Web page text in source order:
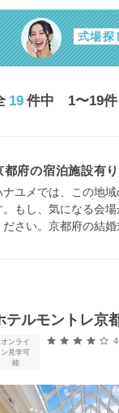
式場探
19 件中 1〜19件
都府の宿泊施設有
ナユメでは、この地
。もし、気になる会
ださい。京都府の結
テルモントレ京
オンライ
ン見学可
能